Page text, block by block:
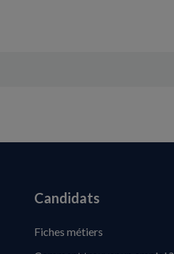
Candidats
Fiches métiers